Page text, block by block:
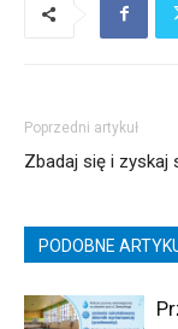
Poprzedni artykuł
Zbadaj się i zyskaj
PODOBNE